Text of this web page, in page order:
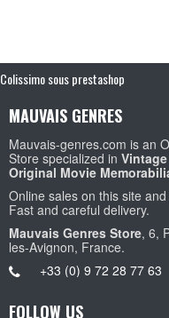
Colissimo sous prestashop
MAUVAIS GENRES
Mauvais-genres.com is an
Store specialized in
Original Movie
Online sales on this site
Fast and careful delivery.
Mauvais Genres Store, 6,
les-Avignon, France.
+33 (0) 9 72 28 77 63
FOLLOW US